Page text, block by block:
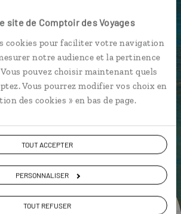
site de Comptoir des Voyages
cookies pour faciliter votre navigation
notre audience et la pertinence
pouvez choisir maintenant quels
Vous pourrez modifier vos choix en
des cookies » en bas de page.
TOUT ACCEPTER
PERSONNALISER
TOUT REFUSER
Pausania Arbatax
Anthony,
spécialiste Italie
et demandez conseils à nos
organiser votre itinéraire au plus
envies et de la réalité du pays.
face à face ou depuis nos studios